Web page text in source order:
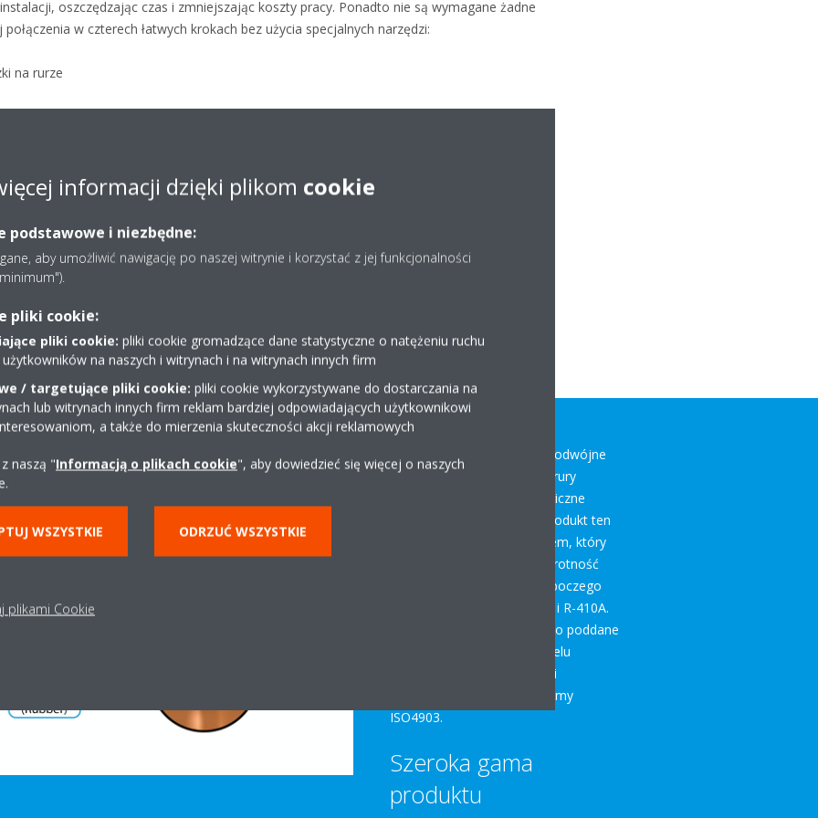
oszczędzając czas i zmniejszając koszty pracy. Ponadto nie są wymagane żadne
w czterech łatwych krokach bez użycia specjalnych narzędzi:
na rurze
wstawiani
_d1CEJnzUzA
Daikin Tightfit Fireless ma podwójne
zazębienie gniazda łączące rury
chłodnicze tworząc mechaniczne
uszczelnienie wokół nich. Produkt ten
jest twoim nowym faworytem, który
może wytrzymać nawet 4-krotność
maksymalnego ciśnienia roboczego
czynnika chłodniczego R-32 i R-410A.
Złącze Daikin Tightfit zostało poddane
rygorystycznym testom w celu
zapewnienia jego trwałości i
wydajności oraz spełnia normy
ISO4903.
Szeroka gama
produktu
informacji dzięki plikom cookie
podstawowe i niezbędne:
aby umożliwić nawigację po naszej witrynie i korzystać z jej funkcjonalności
pliki cookie:
pliki cookie: pliki cookie gromadzące dane statystyczne o natężeniu ruchu
na naszych i witrynach i na witrynach innych firm
/ targetujące pliki cookie: pliki cookie wykorzystywane do dostarczania na
lub witrynach innych firm reklam bardziej odpowiadających użytkownikowi
a także do mierzenia skuteczności akcji reklamowych
naszą "Informacją o plikach cookie", aby dowiedzieć się więcej o naszych
WSZYSTKIE ODRZUĆ WSZYSTKIE
plikami Cookie